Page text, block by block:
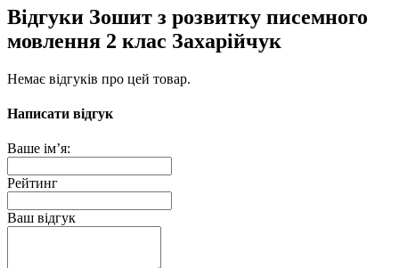
Відгуки Зошит з розвитку писемного
мовлення 2 клас Захарійчук
Немає відгуків про цей товар.
Написати відгук
Ваше ім’я:
Рейтинг
Ваш відгук